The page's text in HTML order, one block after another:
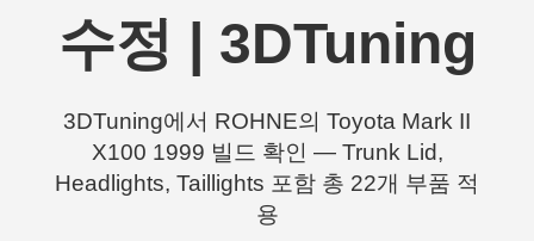
수정 | 3DTuning
3DTuning에서 ROHNE의 Toyota Mark II
X100 1999 빌드 확인 — Trunk Lid,
Headlights, Taillights 포함 총 22개 부품 적
용